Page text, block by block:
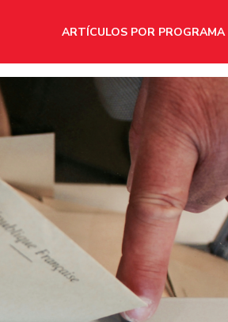
ARTÍCULOS POR PROGRAMA